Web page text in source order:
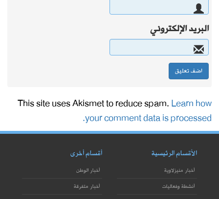
البريد الإلكتروني
This site uses Akismet to reduce spam.Learn how
your comment data is processed.
الأقسام الرئيسية
أخبار منيزلاوية
أنشطة وفعاليات
أقسام أخرى
أخبار الوطن
أخبار متفرقة